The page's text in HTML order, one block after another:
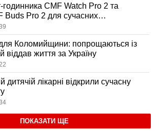
CMF Watch Pro 2 та
Buds Pro 2 для сучасних
Коломийщини: попрощаються із
віддав життя за Україну
дитячій лікарні відкрили сучасну
ПОКАЗАТИ ЩЕ